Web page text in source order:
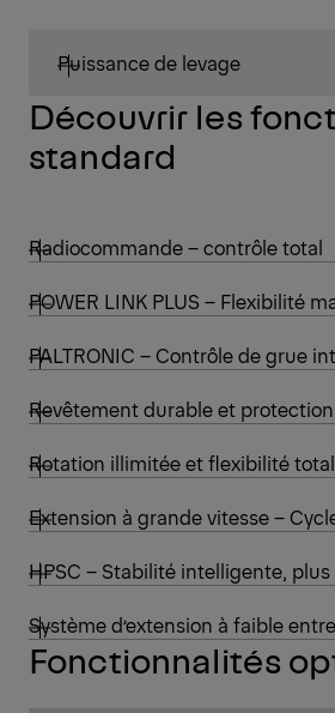
Puissance de levage
Découvrir les
standard
Radiocommande – contrôle total
POWER LINK PLUS – Flexibilité
PALTRONIC – Contrôle de grue
Revêtement durable et
Rotation illimitée et flexibilité
Extension à grande vitesse –
HPSC – Stabilité intelligente,
Système d’extension à faible
Fonctionnalités